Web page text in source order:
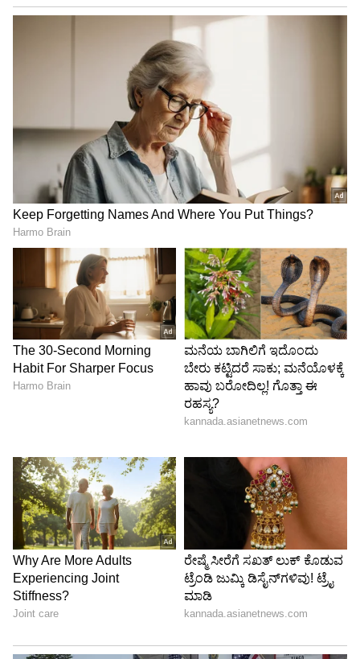
4
ತೂಕ ಇಳಿಸಿಕೊಳ್ಳಲು ಸಹಾಯಕ
ಸೂಪ್ ಪೋಷಕಾಂಶಗಳಿಂದ ಸಮೃದ್ಧವಾಗಿವೆ. ಅಷ್ಟೇ ಅಲ್ಲ
ಇದರಲ್ಲಿ ಕ್ಯಾಲೊರಿ ಪ್ರಮಾಣವೂ ಸಾಕಷ್ಟು ಕಡಿಮೆ. ಇದಲ್ಲದೆ,
ಸೂಪ್ಸ್ ತೂಕ ಇಳಿಸಿಕೊಳ್ಳಲು (weight loss)
ಸಹಕರಿಸುತ್ತದೆ. ಸೂಪಿನಲ್ಲಿ ತರಕಾರಿ ಅಥವಾ ಚಿಕನ್
(chicken soup) ಇರುತ್ತೆ, ಇದರಿಂದ ದೇಹಕ್ಕೆ ಪ್ರಮುಖ
ಕುಡಿಯುವುದರಿಂದ ಹೊಟ್ಟೆ ತುಂಬಿದ ಅನುಭವವಾಗುತ್ತದೆ.
ಇದರಿಂದ ಬೇಗ ಹಸಿವಾಗೋದಿಲ್ಲ.
5
7